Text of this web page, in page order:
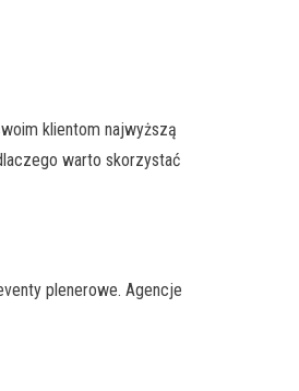
klientom najwyższą
warto skorzystać
plenerowe. Agencje